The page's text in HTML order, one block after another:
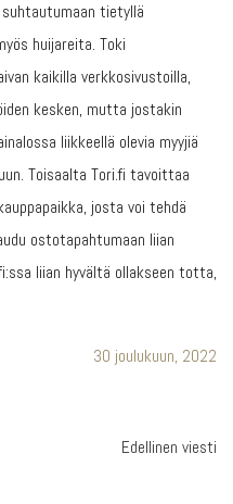
tietyllä
huijareita. Toki
kaikilla verkkosivustoilla,
kesken, mutta jostakin
liikkeellä olevia myyjiä
Toisaalta Tori.fi tavoittaa
josta voi tehdä
ostotapahtumaan liian
liian hyvältä ollakseen totta,
30 joulukuun, 2022
Edellinen viesti